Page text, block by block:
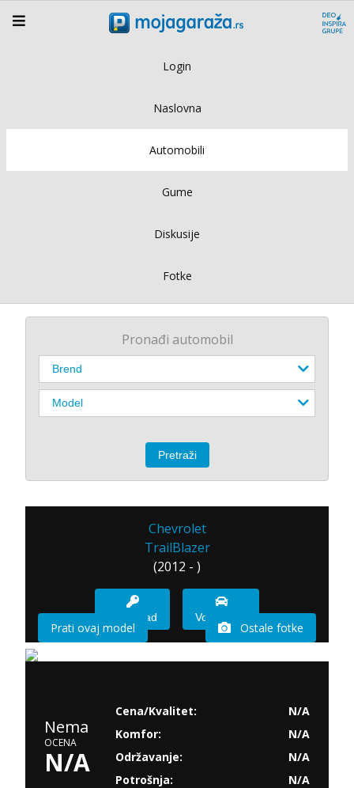
Login
Naslovna
Automobili
Gume
Diskusije
Fotke
Pronađi automobil
Chevrolet
TrailBlazer
(2012 - )
Imam sad Vozio sam
Prati ovaj model Ostale fotke
Nema
OCENA
N/A
Cena/Kvalitet:
N/A
Komfor:
N/A
Održavanje:
N/A
Potrošnja:
N/A